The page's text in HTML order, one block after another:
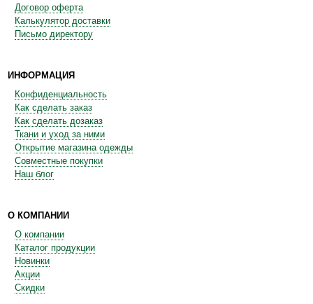
Договор оферта
Калькулятор доставки
Письмо директору
ИНФОРМАЦИЯ
Конфиденциальность
Как сделать заказ
Как сделать дозаказ
Ткани и уход за ними
Открытие магазина одежды
Совместные покупки
Наш блог
О КОМПАНИИ
О компании
Каталог продукции
Новинки
Акции
Скидки